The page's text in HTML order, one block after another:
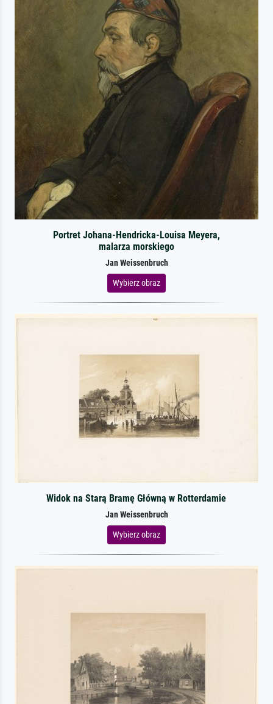
Portret Johana-Hendricka-Louisa Meyera,
malarza morskiego
Jan Weissenbruch
Wybierz obraz
Widok na Starą Bramę Główną w Rotterdamie
Jan Weissenbruch
Wybierz obraz